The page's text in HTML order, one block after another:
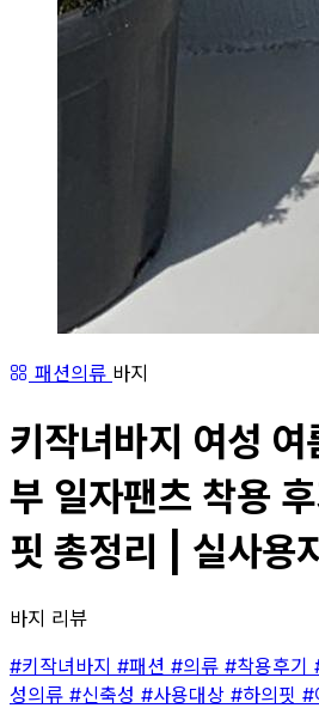
패션의류 바지
키작녀바지 여성
부 일자팬츠 착용
핏 총정리 | 실사용
바지 리뷰
#키작녀바지 #패션 #의류 #착용후기
성의류 #신축성 #사용대상 #하의핏 #